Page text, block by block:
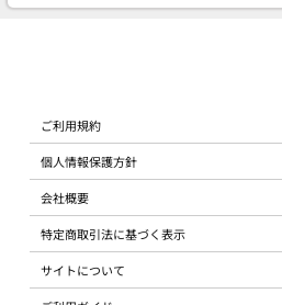
ご利用規約
個人情報保護方針
会社概要
特定商取引法に基づく表示
サイトについて